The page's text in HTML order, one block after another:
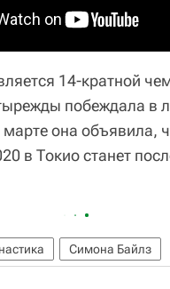
14-кратной
побеждала в
она объявила,
в Токио станет
Симона Байлз